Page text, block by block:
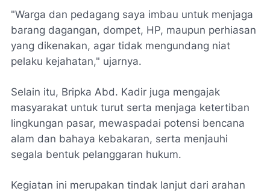
"Warga dan pedagang saya imbau untuk menjaga
barang dagangan, dompet, HP, maupun perhiasan
yang dikenakan, agar tidak mengundang niat
pelaku kejahatan," ujarnya.
Selain itu, Bripka Abd. Kadir juga mengajak
masyarakat untuk turut serta menjaga ketertiban
lingkungan pasar, mewaspadai potensi bencana
alam dan bahaya kebakaran, serta menjauhi
segala bentuk pelanggaran hukum.
Kegiatan ini merupakan tindak lanjut dari arahan